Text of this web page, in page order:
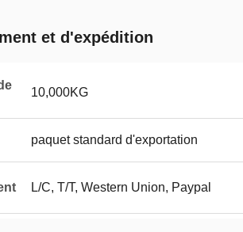
et d'expédition
10,000KG
paquet standard d'exportation
L/C, T/T, Western Union, Paypal